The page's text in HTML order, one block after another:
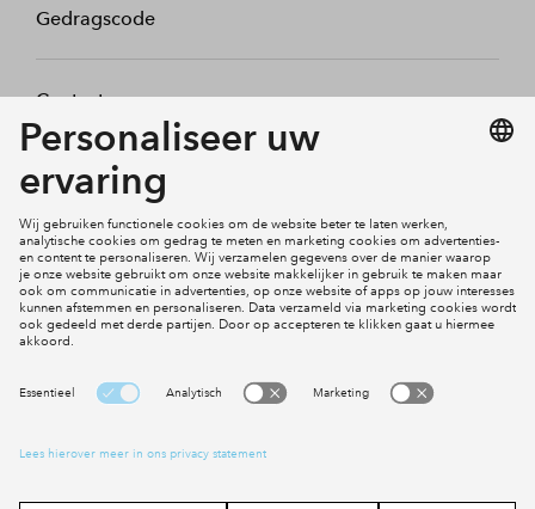
Gedragscode
Contact
Mijn profiel
Social Media
Cookies